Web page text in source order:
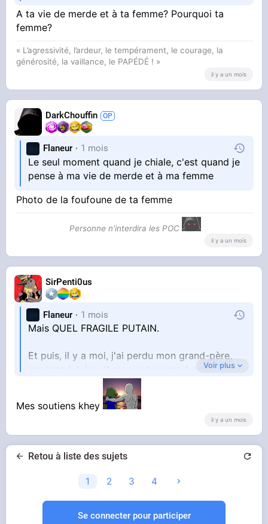
A ta vie de merde et à ta femme? Pourquoi ta
femme?
« L’agressivité, l’ardeur, le tempérament, le courage, la
générosité, la vaillance, le PAPÉDÉ ! »
il y a un mois
DarkChouffin
Flaneur 1 mois
Le seul moment quand je chiale, c'est quand je
pense à ma vie de merde et à ma femme
Photo de la foufoune de ta femme
Personne n'interdira les POC
il y a un mois
SirPenti0us
Flaneur 1 mois
Mais QUEL FRAGILE PUTAIN.
Et puis, il y a moi, j'ai perdu mon grand-père,
ma grand-mère et mon autre grand-mère en
moins de 2 mois, j'ai jamais versé une larme
pour ça, je les aimais pourtant, je pense que je
Voir plus
Mes soutiens khey
il y a un mois
Retou à liste des sujets
1 2 3 4
Se connecter pour participer